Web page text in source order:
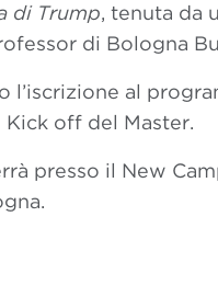
di Trump, tenuta da
di Bologna
l’iscrizione al
off del Master.
presso il New